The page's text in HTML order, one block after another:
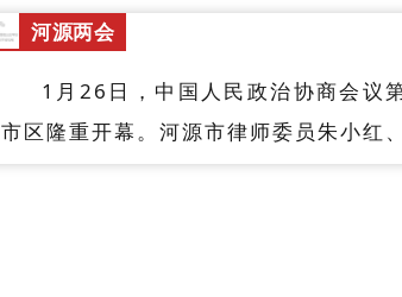
河源两会
1月26日，中国人民政治协商会议
市区隆重开幕。河源市律师委员朱小红